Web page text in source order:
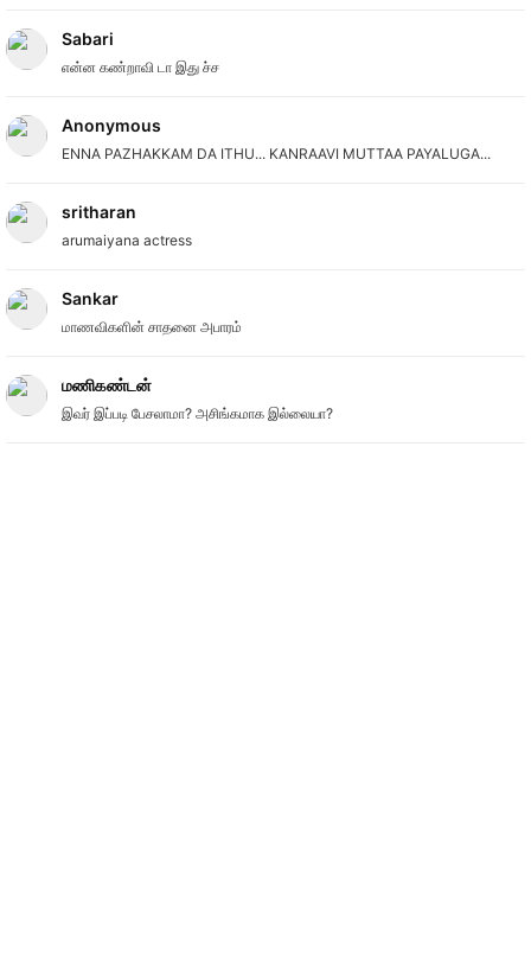
Sabari
என்ன கண்றாவி டா இது ச்ச
Anonymous
ENNA PAZHAKKAM DA ITHU... KANRAAVI MUTTAA PAYALUGA...
sritharan
arumaiyana actress
Sankar
மாணவிகளின் சாதனை அபாரம்
மணிகண்டன்
இவர் இப்படி பேசலாமா? அசிங்கமாக இல்லையா?